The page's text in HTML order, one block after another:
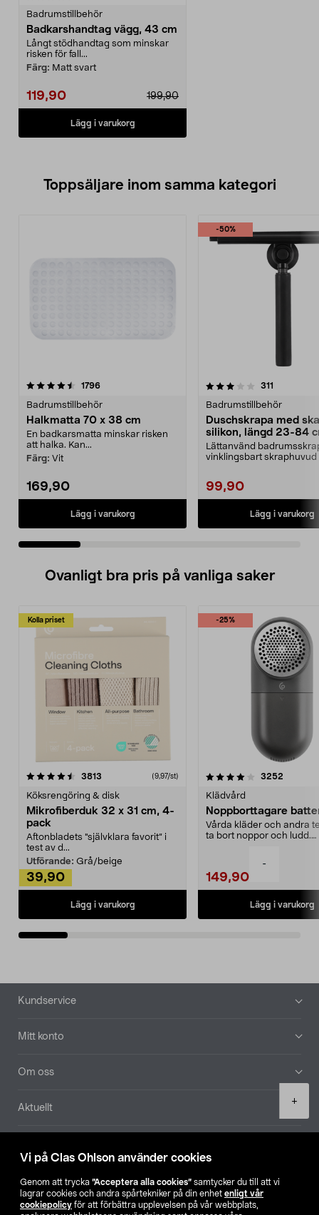
Vi på Clas Ohlson använder cookies
Genom att trycka ”Acceptera alla cookies” samtycker du till att vi
lagrar cookies och andra spårtekniker på din enhet enligt vår
cookiepolicy för att förbättra upplevelsen på vår webbplats,
-
+
Badrumstillbehör
Badkarshandtag vägg, 43 cm
Långt stödhandtag som minskar
risken för fall...
Färg: Matt svart
199,90
119,90
Lägg i varukorg
Toppsäljare inom samma kategori
1796recensioner
Badrumstillbehör
Halkmatta 70 x 38 cm
En badkarsmatta minskar risken
att halka. Kan...
Färg: Vit
169,90
Lägg i varukorg
-50%
3.5 av 5 stjärnor 311
Badrumstillbehör
Duschskrapa med
silikon, längd 23-84
Lättanvänd
vinklingsbart skraphuvud
99,90
Lägg i varukorg
4.5 av 5 stjärnor
Ovanligt bra pris på vanliga saker
Kolla priset
3813 (9,97/st)
Köksrengöring & disk
Mikrofiberduk 32 x 31 cm, 4-
pack
Aftonbladets "självklara favorit” i
test av d...
Utförande: Grå/beige
39,90
Lägg i varukorg
-25%
4.0av 5 stjärnor 3252
Klädvård
Noppborttagare
Vårda kläder och andra
ta bort noppor och ludd.
149,90
Lägg i varukorg
4.5av 5 stjärnor
Sidfot
Kundservice
Mitt konto
Om oss
Aktuellt
Hitta butik